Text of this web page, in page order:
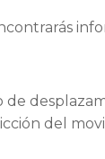
de
del